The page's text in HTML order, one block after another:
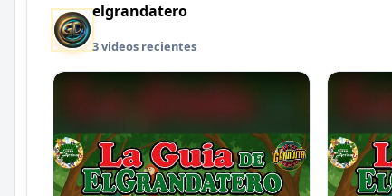
elgrandatero
3 videos recientes